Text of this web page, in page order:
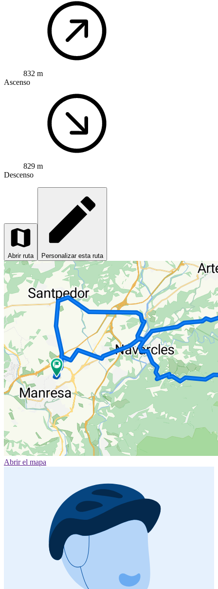
832 m
Ascenso
829 m
Descenso
Abrir ruta Personalizar esta ruta
Abrir el mapa